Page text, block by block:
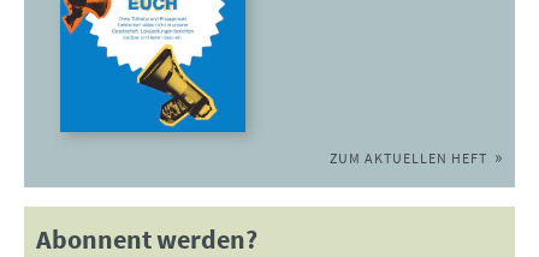
ZUM AKTUELLEN HEFT
Abonnent werden?